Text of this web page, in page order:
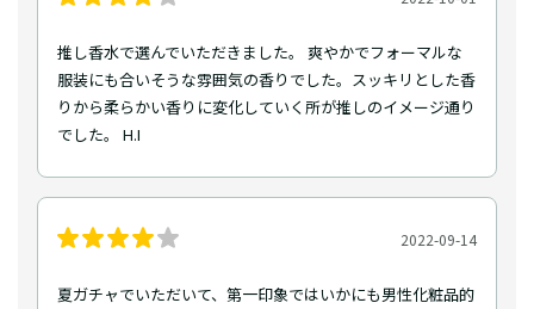
推し香水で選んでいただきました。 爽やかでフォーマルな
服装にも合いそうな雰囲気の香りでした。スッキリとした香
りから柔らかい香りに変化していく所が推しのイメージ通り
でした。 H.I
2022-09-14
夏ガチャでいただいて、第一印象ではいかにも男性化粧品的